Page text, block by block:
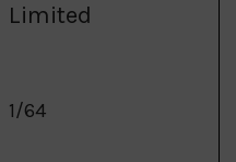
Limited
1/64